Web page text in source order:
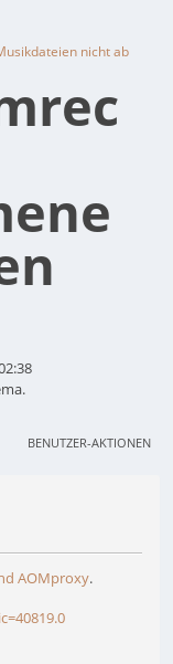
nicht ab
BENUTZER-AKTIONEN
AOMproxy.